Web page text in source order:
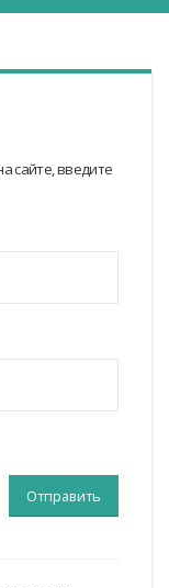
сайте, введите